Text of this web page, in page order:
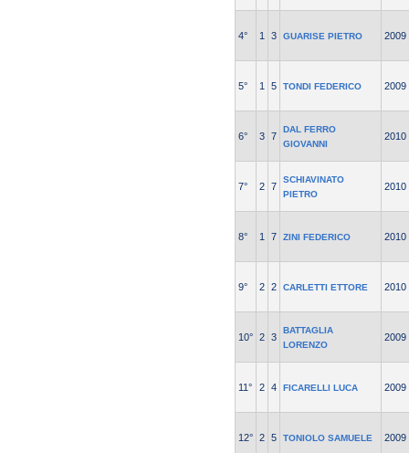
4° 1 3 GUARISE PIETRO 2009
5° 1 5 TONDI FEDERICO 2009
6° 3 7
DAL FERRO
GIOVANNI
2010
7° 2 7
SCHIAVINATO
PIETRO
2010
8° 1 7 ZINI FEDERICO 2010
9° 2 2 CARLETTI ETTORE 2010
10° 2 3
BATTAGLIA
LORENZO
2009
11° 2 4 FICARELLI LUCA 2009
12° 2 5 TONIOLO SAMUELE 2009